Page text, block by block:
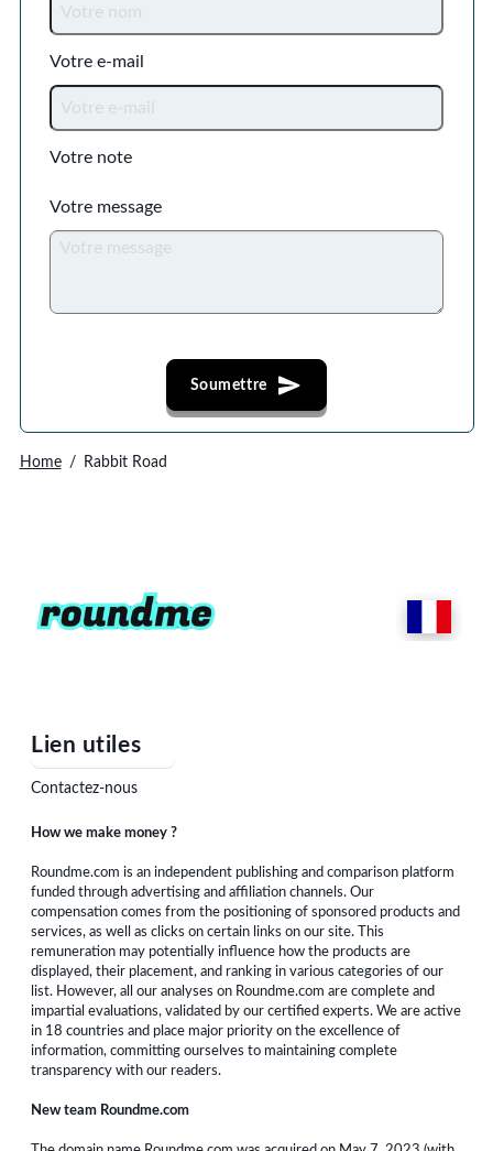
Votre e-mail
Votre note
Votre message
Soumettre
Home Rabbit Road
Lien utiles
Contactez-nous
How we make money ?
Roundme.com is an independent publishing and comparison platform
funded through advertising and affiliation channels. Our
compensation comes from the positioning of sponsored products and
services, as well as clicks on certain links on our site. This
remuneration may potentially influence how the products are
displayed, their placement, and ranking in various categories of our
list. However, all our analyses on Roundme.com are complete and
impartial evaluations, validated by our certified experts. We are active
in 18 countries and place major priority on the excellence of
information, committing ourselves to maintaining complete
transparency with our readers.
New team Roundme.com